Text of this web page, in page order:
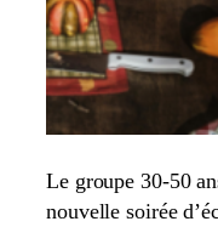
Le groupe 30-50
nouvelle soirée